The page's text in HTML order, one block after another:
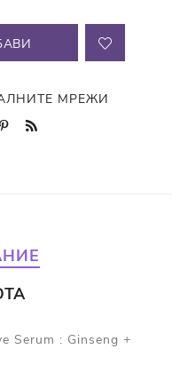
МРЕЖИ
Serum : Ginseng +